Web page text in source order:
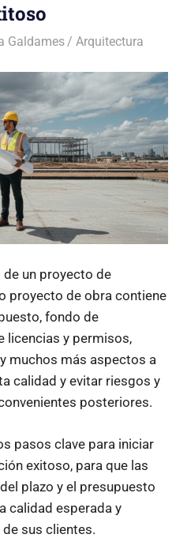
Galdames Arquitectura
de un proyecto de
proyecto de obra contiene
fondo de
licencias y permisos,
muchos más aspectos a
calidad y evitar riesgos y
posteriores.
pasos clave para iniciar
exitoso, para que las
plazo y el presupuesto
calidad esperada y
sus clientes.